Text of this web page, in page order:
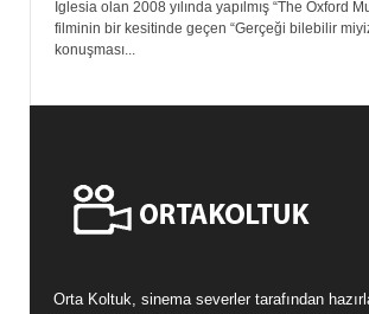
Iglesia olan 2008 yılında yapılmış “The Oxford
filminin bir kesitinde geçen “Gerçeği bilebilir
konuşması...
Orta Koltuk, sinema severler tarafından